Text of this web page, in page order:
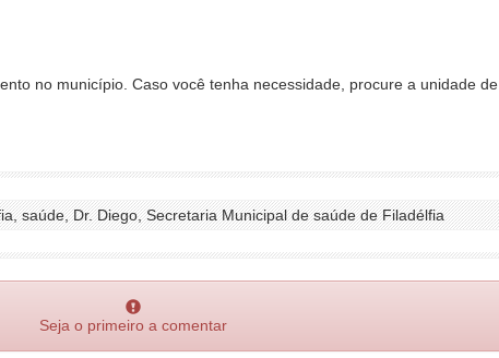
no município. Caso você tenha necessidade, procure a unidade de
saúde, Dr. Diego, Secretaria Municipal de saúde de Filadélfia
Seja o primeiro a comentar